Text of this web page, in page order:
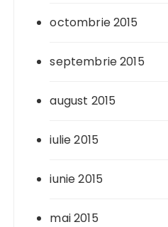
octombrie 2015
septembrie 2015
august 2015
iulie 2015
iunie 2015
mai 2015